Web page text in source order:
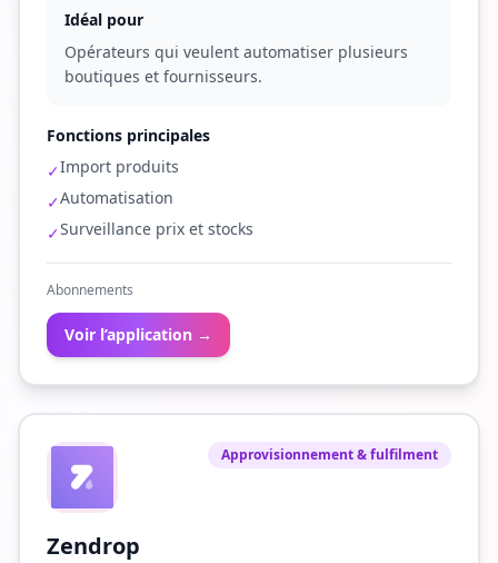
Idéal pour
Opérateurs qui veulent automatiser plusieurs
boutiques et fournisseurs.
Fonctions principales
✓Import produits
✓Automatisation
✓Surveillance prix et stocks
Abonnements
Voir l’application →
Approvisionnement & fulfilment
Zendrop